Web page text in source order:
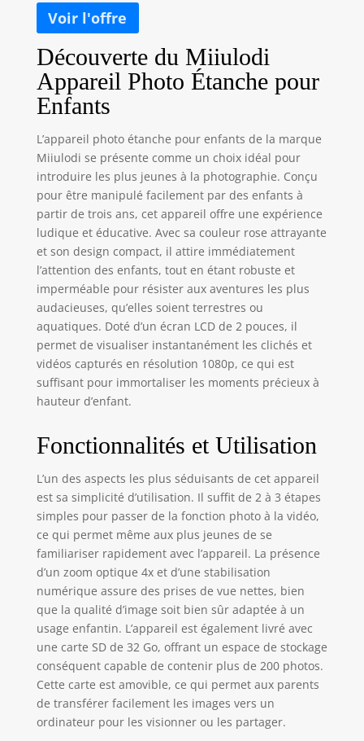
Découverte du Miiulodi
Appareil Photo Étanche pour
Enfants
L’appareil photo étanche pour enfants de la marque
Miiulodi se présente comme un choix idéal pour
introduire les plus jeunes à la photographie. Conçu
pour être manipulé facilement par des enfants à
partir de trois ans, cet appareil offre une expérience
ludique et éducative. Avec sa couleur rose attrayante
et son design compact, il attire immédiatement
l’attention des enfants, tout en étant robuste et
imperméable pour résister aux aventures les plus
audacieuses, qu’elles soient terrestres ou
aquatiques. Doté d’un écran LCD de 2 pouces, il
permet de visualiser instantanément les clichés et
vidéos capturés en résolution 1080p, ce qui est
suffisant pour immortaliser les moments précieux à
hauteur d’enfant.
Fonctionnalités et Utilisation
L’un des aspects les plus séduisants de cet appareil
est sa simplicité d’utilisation. Il suffit de 2 à 3 étapes
simples pour passer de la fonction photo à la vidéo,
ce qui permet même aux plus jeunes de se
familiariser rapidement avec l’appareil. La présence
d’un zoom optique 4x et d’une stabilisation
numérique assure des prises de vue nettes, bien
que la qualité d’image soit bien sûr adaptée à un
usage enfantin. L’appareil est également livré avec
une carte SD de 32 Go, offrant un espace de stockage
conséquent capable de contenir plus de 200 photos.
Cette carte est amovible, ce qui permet aux parents
de transférer facilement les images vers un
ordinateur pour les visionner ou les partager.